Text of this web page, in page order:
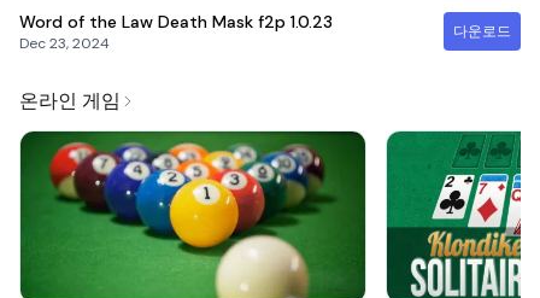
Word of the Law Death Mask f2p 1.0.23
Dec 23, 2024
다운로드
온라인 게임